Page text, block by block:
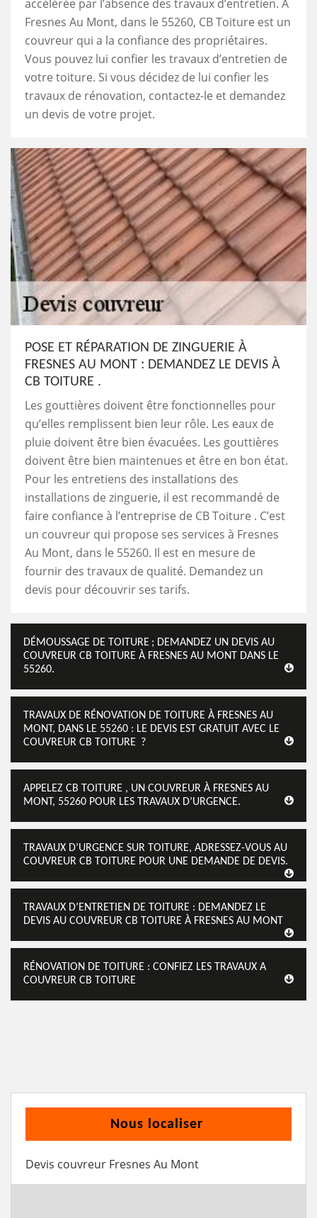
accélérée par l’absence des travaux d’entretien. À
Fresnes Au Mont, dans le 55260, CB Toiture est un
couvreur qui a la confiance des propriétaires.
Vous pouvez lui confier les travaux d’entretien de
votre toiture. Si vous décidez de lui confier les
travaux de rénovation, contactez-le et demandez
un devis de votre projet.
POSE ET RÉPARATION DE ZINGUERIE À
FRESNES AU MONT : DEMANDEZ LE DEVIS À
CB TOITURE .
Les gouttières doivent être fonctionnelles pour
qu’elles remplissent bien leur rôle. Les eaux de
pluie doivent être bien évacuées. Les gouttières
doivent être bien maintenues et être en bon état.
Pour les entretiens des installations des
installations de zinguerie, il est recommandé de
faire confiance à l’entreprise de CB Toiture . C’est
un couvreur qui propose ses services à Fresnes
Au Mont, dans le 55260. Il est en mesure de
fournir des travaux de qualité. Demandez un
devis pour découvrir ses tarifs.
DÉMOUSSAGE DE TOITURE ; DEMANDEZ UN DEVIS AU
COUVREUR CB TOITURE À FRESNES AU MONT DANS LE
55260.
TRAVAUX DE RÉNOVATION DE TOITURE À FRESNES AU
MONT, DANS LE 55260 : LE DEVIS EST GRATUIT AVEC LE
COUVREUR CB TOITURE ?
APPELEZ CB TOITURE , UN COUVREUR À FRESNES AU
MONT, 55260 POUR LES TRAVAUX D’URGENCE.
TRAVAUX D’URGENCE SUR TOITURE, ADRESSEZ-VOUS AU
COUVREUR CB TOITURE POUR UNE DEMANDE DE DEVIS.
TRAVAUX D’ENTRETIEN DE TOITURE : DEMANDEZ LE
DEVIS AU COUVREUR CB TOITURE À FRESNES AU MONT
RÉNOVATION DE TOITURE : CONFIEZ LES TRAVAUX A
COUVREUR CB TOITURE
Nous localiser
Devis couvreur Fresnes Au Mont